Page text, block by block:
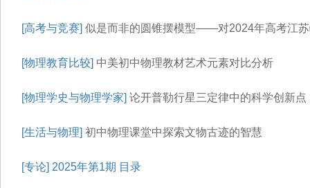
[高考与竞赛] 似是而非的圆锥摆模型——对2024年高考江
[物理教育比较] 中美初中物理教材艺术元素对比分析
[物理学史与物理学家] 论开普勒行星三定律中的科学创新点
[生活与物理] 初中物理课堂中探索文物古迹的智慧
[专论] 2025年第1期 目录